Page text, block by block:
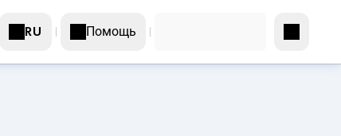
RU Помощь